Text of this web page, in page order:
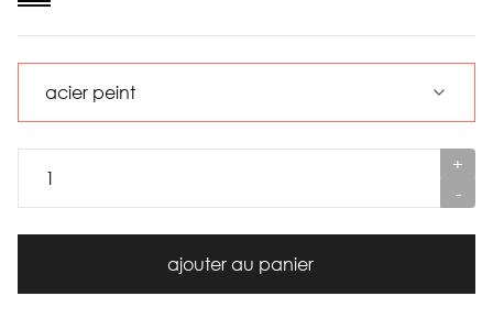
+
-
ajouter au panier